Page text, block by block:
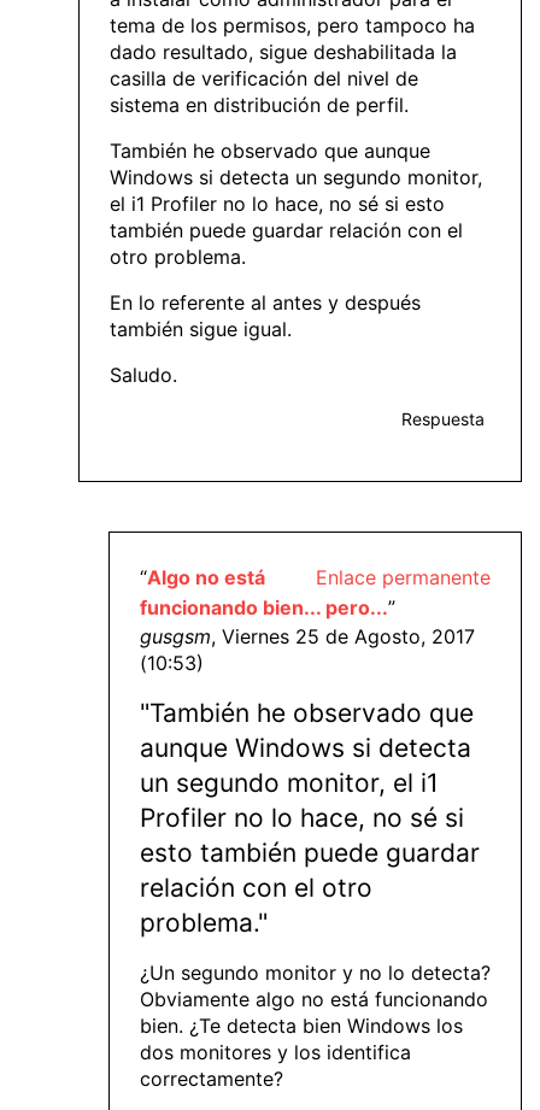
tema de los permisos, pero tampoco ha
dado resultado, sigue deshabilitada la
casilla de verificación del nivel de
sistema en distribución de perfil.
También he observado que aunque
Windows si detecta un segundo monitor,
el i1 Profiler no lo hace, no sé si esto
también puede guardar relación con el
otro problema.
En lo referente al antes y después
también sigue igual.
Saludo.
Respuesta
Enlace permanente
“Algo no está
funcionando bien... pero...”
gusgsm, Viernes 25 de Agosto, 2017
(10:53)
"También he observado que
aunque Windows si detecta
un segundo monitor, el i1
Profiler no lo hace, no sé si
esto también puede guardar
relación con el otro
problema."
¿Un segundo monitor y no lo detecta?
Obviamente algo no está funcionando
bien. ¿Te detecta bien Windows los
dos monitores y los identifica
correctamente?